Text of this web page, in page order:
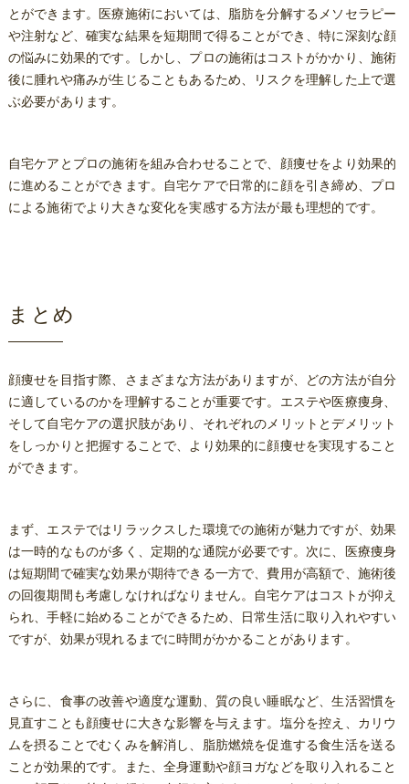
とができます。医療施術においては、脂肪を分解するメソセラピー
や注射など、確実な結果を短期間で得ることができ、特に深刻な顔
の悩みに効果的です。しかし、プロの施術はコストがかかり、施術
後に腫れや痛みが生じることもあるため、リスクを理解した上で選
ぶ必要があります。
自宅ケアとプロの施術を組み合わせることで、顔痩せをより効果的
に進めることができます。自宅ケアで日常的に顔を引き締め、プロ
による施術でより大きな変化を実感する方法が最も理想的です。
まとめ
顔痩せを目指す際、さまざまな方法がありますが、どの方法が自分
に適しているのかを理解することが重要です。エステや医療痩身、
そして自宅ケアの選択肢があり、それぞれのメリットとデメリット
をしっかりと把握することで、より効果的に顔痩せを実現すること
ができます。
まず、エステではリラックスした環境での施術が魅力ですが、効果
は一時的なものが多く、定期的な通院が必要です。次に、医療痩身
は短期間で確実な効果が期待できる一方で、費用が高額で、施術後
の回復期間も考慮しなければなりません。自宅ケアはコストが抑え
られ、手軽に始めることができるため、日常生活に取り入れやすい
ですが、効果が現れるまでに時間がかかることがあります。
さらに、食事の改善や適度な運動、質の良い睡眠など、生活習慣を
見直すことも顔痩せに大きな影響を与えます。塩分を控え、カリウ
ムを摂ることでむくみを解消し、脂肪燃焼を促進する食生活を送る
ことが効果的です。また、全身運動や顔ヨガなどを取り入れること